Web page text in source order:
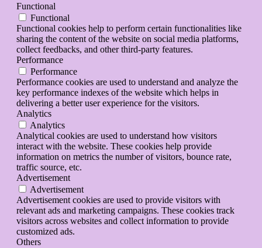
Functional
Functional
Functional cookies help to perform certain functionalities like
sharing the content of the website on social media platforms,
collect feedbacks, and other third-party features.
Performance
Performance
Performance cookies are used to understand and analyze the
key performance indexes of the website which helps in
delivering a better user experience for the visitors.
Analytics
Analytics
Analytical cookies are used to understand how visitors
interact with the website. These cookies help provide
information on metrics the number of visitors, bounce rate,
traffic source, etc.
Advertisement
Advertisement
Advertisement cookies are used to provide visitors with
relevant ads and marketing campaigns. These cookies track
visitors across websites and collect information to provide
customized ads.
Others